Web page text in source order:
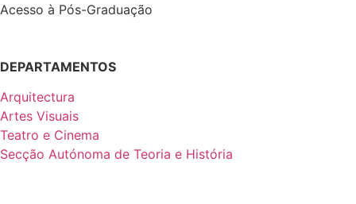
Acesso à Pós-Graduação
DEPARTAMENTOS
Arquitectura
Artes Visuais
Teatro e Cinema
Secção Autónoma de Teoria e História